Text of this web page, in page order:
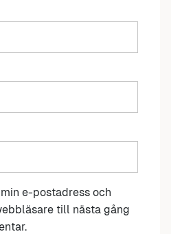
e-postadress och
till nästa gång